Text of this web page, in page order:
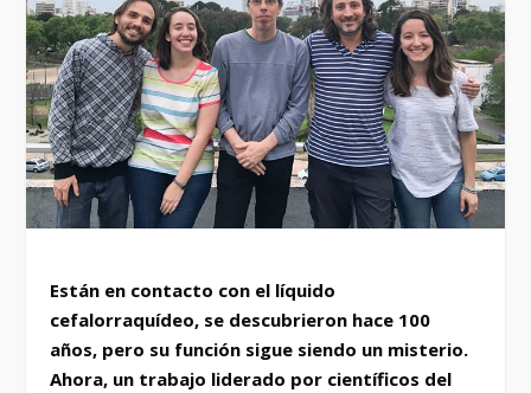
Están en contacto con el líquido
cefalorraquídeo, se descubrieron hace 100
años, pero su función sigue siendo un misterio.
Ahora, un trabajo liderado por científicos del